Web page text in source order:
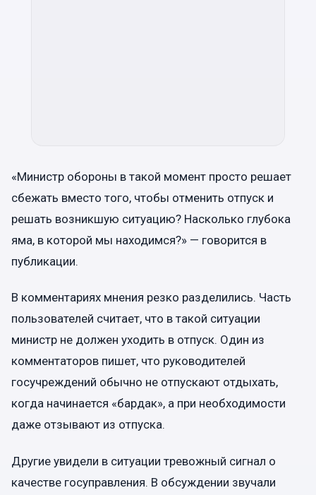
«Министр обороны в такой момент просто решает
сбежать вместо того, чтобы отменить отпуск и
решать возникшую ситуацию? Насколько глубока
яма, в которой мы находимся?» — говорится в
публикации.
В комментариях мнения резко разделились. Часть
пользователей считает, что в такой ситуации
министр не должен уходить в отпуск. Один из
комментаторов пишет, что руководителей
госучреждений обычно не отпускают отдыхать,
когда начинается «бардак», а при необходимости
даже отзывают из отпуска.
Другие увидели в ситуации тревожный сигнал о
качестве госуправления. В обсуждении звучали